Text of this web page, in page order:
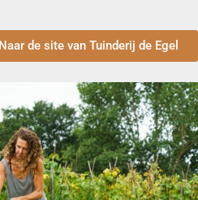
Naar de site van Tuinderij de Egel